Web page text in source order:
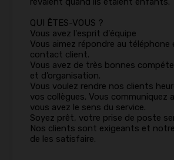
QUI ÊTES-VOUS ?
Vous avez l'esprit d'équipe
Vous aimez répondre au téléphone
contact client.
Vous avez de très bonnes
et d’organisation.
Vous voulez rendre nos clients
vos collègues. Vous communiquez
vous avez le sens du service.
Soyez prêt, votre prise de poste
Nos clients sont exigeants et
de les satisfaire.